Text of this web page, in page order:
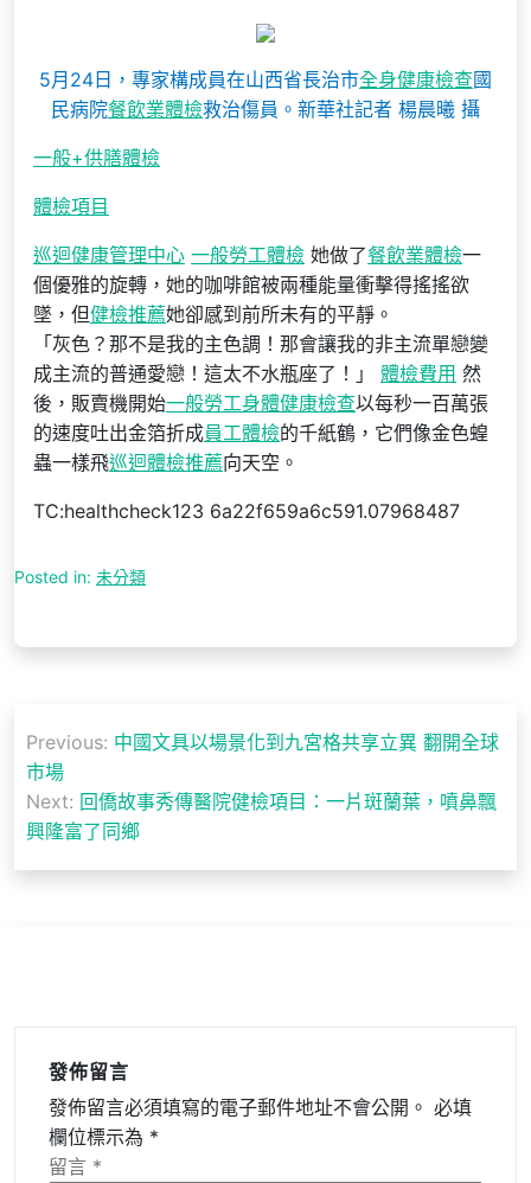
5月24日，專家構成員在山西省長治市全身健康檢查國
民病院餐飲業體檢救治傷員。新華社記者 楊晨曦 攝
一般+供膳體檢
體檢項目
巡迴健康管理中心 一般勞工體檢 她做了餐飲業體檢一
個優雅的旋轉，她的咖啡館被兩種能量衝擊得搖搖欲
墜，但健檢推薦她卻感到前所未有的平靜。
「灰色？那不是我的主色調！那會讓我的非主流單戀變
成主流的普通愛戀！這太不水瓶座了！」 體檢費用 然
後，販賣機開始一般勞工身體健康檢查以每秒一百萬張
的速度吐出金箔折成員工體檢的千紙鶴，它們像金色蝗
蟲一樣飛巡迴體檢推薦向天空。
TC:healthcheck123 6a22f659a6c591.07968487
Posted in: 未分類
章
導
覽
Previous: 中國文具以場景化到九宮格共享立異 翻開全球
市場
Next: 回僑故事秀傳醫院健檢項目：一片斑蘭葉，噴鼻飄
興隆富了同鄉
發佈留言
發佈留言必須填寫的電子郵件地址不會公開。 必填
欄位標示為 *
留言 *